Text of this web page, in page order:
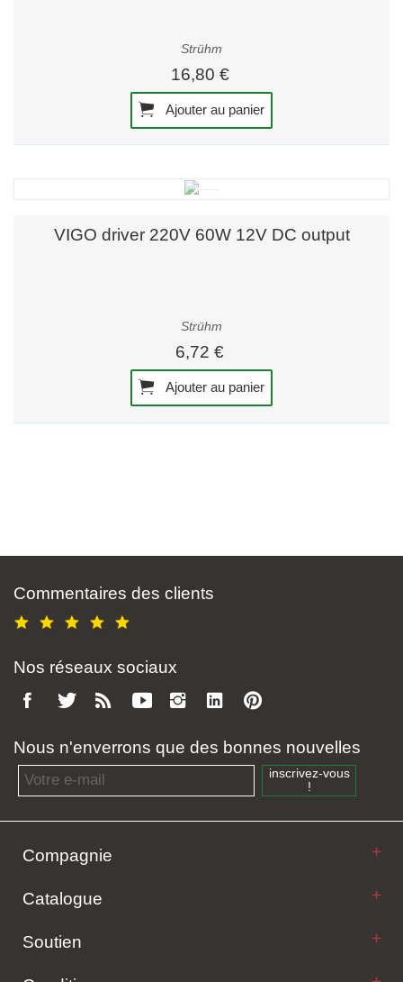
Strühm
16,80 €
Ajouter au panier
VIGO driver 220V 60W 12V DC output
Strühm
6,72 €
Ajouter au panier
Commentaires des clients
Nos réseaux sociaux
Nous n'enverrons que des bonnes nouvelles
Email address
inscrivez-vous
!
Compagnie
Catalogue
Soutien